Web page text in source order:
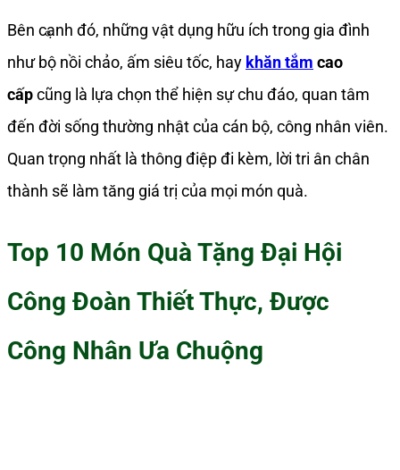
Bên cạnh đó, những vật dụng hữu ích trong gia đình
như bộ nồi chảo, ấm siêu tốc, hay khăn tắm cao
cấpcũng là lựa chọn thể hiện sự chu đáo, quan tâm
đến đời sống thường nhật của cán bộ, công nhân viên.
Quan trọng nhất là thông điệp đi kèm, lời tri ân chân
thành sẽ làm tăng giá trị của mọi món quà.
Top 10 Món Quà Tặng Đại Hội
Công Đoàn Thiết Thực, Được
Công Nhân Ưa Chuộng